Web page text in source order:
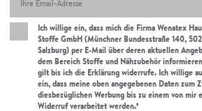
Ich willige ein, dass mich die Firma Wenatex
Stoffe GmbH (Münchner Bundesstraße 140,
Salzburg) per E-Mail über deren aktuellen
dem Bereich Stoffe und Nähzubehör
gilt bis ich die Erklärung widerrufe. Ich willige
ein, dass meine oben angegebenen Daten zum
diesbezüglichen Werbung bis zu einem von mir
Widerruf verarbeitet werden.*